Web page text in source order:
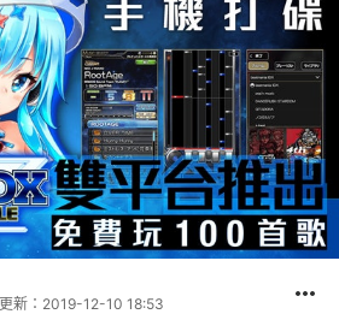
更新： 2019-12-10 18:53